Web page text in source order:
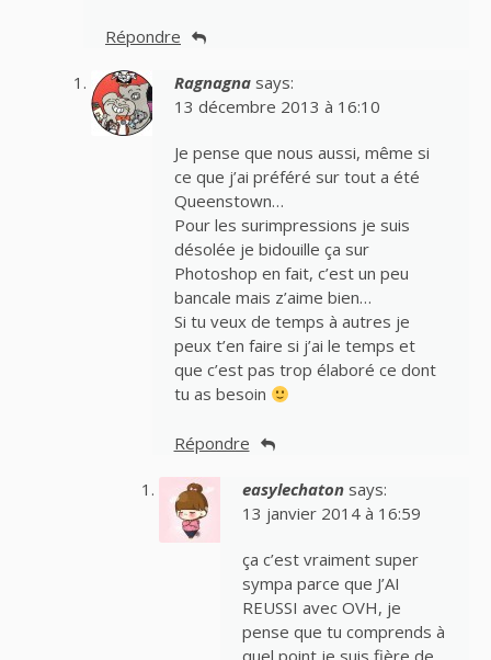
Répondre
Ragnagna says:
13 décembre 2013 à 16:10
Je pense que nous aussi, même si
ce que j’ai préféré sur tout a été
Queenstown…
Pour les surimpressions je suis
désolée je bidouille ça sur
Photoshop en fait, c’est un peu
bancale mais z’aime bien…
Si tu veux de temps à autres je
peux t’en faire si j’ai le temps et
que c’est pas trop élaboré ce dont
tu as besoin
Répondre
easylechaton says:
13 janvier 2014 à 16:59
ça c’est vraiment super
sympa parce que J’AI
REUSSI avec OVH, je
pense que tu comprends à
quel point je suis fière de